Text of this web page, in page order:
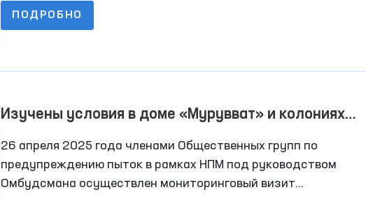
Мажлиса с участием представителей средств массовой
информации осуществлены мониторинговые визиты в ряд
ПОДРОБНО
Изучены условия в доме «Мурувват» и колониях
исполнения наказания Навои
26 апреля 2025 года членами Общественных групп по
предупреждению пыток в рамках НПМ под руководством
Омбудсмана осуществлен мониторинговый визит